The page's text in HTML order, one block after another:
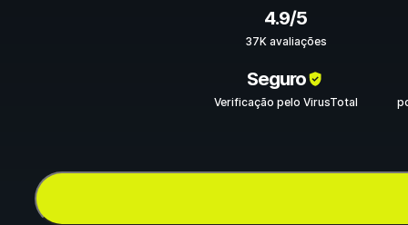
4.9/5
37K avaliações
Seguro
Verificação pelo VirusTotal